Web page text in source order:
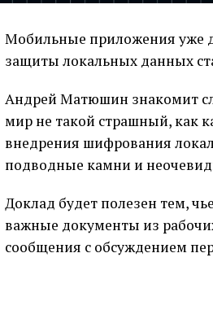
Мобильные приложения уже
защиты локальных данных
Андрей Матюшин знакомит
мир не такой страшный, как
внедрения шифрования
подводные камни и
Доклад будет полезен тем,
важные документы из
сообщения с обсуждением